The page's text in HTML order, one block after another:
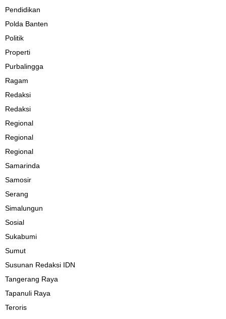
Pendidikan
Polda Banten
Politik
Properti
Purbalingga
Ragam
Redaksi
Redaksi
Regional
Regional
Regional
Samarinda
Samosir
Serang
Simalungun
Sosial
Sukabumi
Sumut
Susunan Redaksi IDN
Tangerang Raya
Tapanuli Raya
Teroris